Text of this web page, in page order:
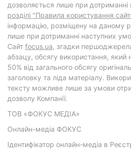
дозволяється лише при дотриманні
розділі "Правила користування
інформацію, розміщену на даному
лише при дотриманні наступних
Cайт focus.ua, згадки
абзацу, обсягу використання,
50% від загального обсягу
заголовку та ліда матеріалу.
тексту можливе лише за умови
дозволу Компанії.
ТОВ «ФОКУС МЕДІА»
Онлайн-медіа ФОКУС
Ідентифікатор онлайн-медіа в